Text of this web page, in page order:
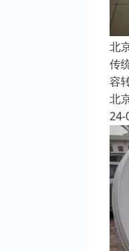
北
传
容
北
24-